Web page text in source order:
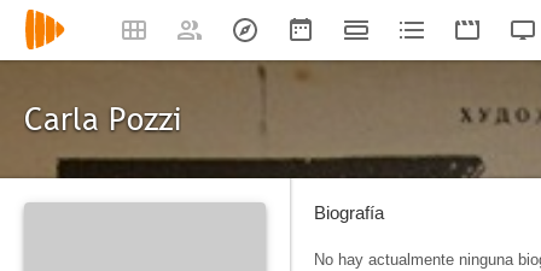
Carla Pozzi
Biografía
No hay actualmente ninguna